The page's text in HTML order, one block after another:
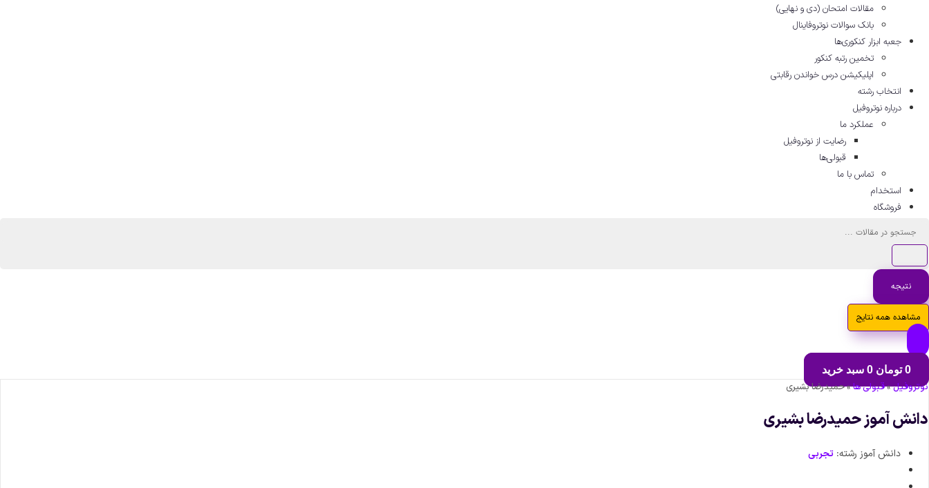
مقالات امتحان (دی و نهایی)
بانک سوالات نوتروفاینال
جعبه ابزار کنکوری‌ها
تخمین رتبه کنکور
اپلیکیشن درس خواندن رقابتی
انتخاب رشته
درباره نوتروفیل
عملکرد ما
رضایت از نوتروفیل
قبولی‌ها
تماس با ما
استخدام
فروشگاه
جستجو
نتیجه
مشاهده همه نتایج
0 تومان 0 سبد خرید
نوتروفیل»قبولی ها»حمیدرضا بشیری
دانش آموز حمیدرضا بشیری
دانش آموز رشته: تجربی